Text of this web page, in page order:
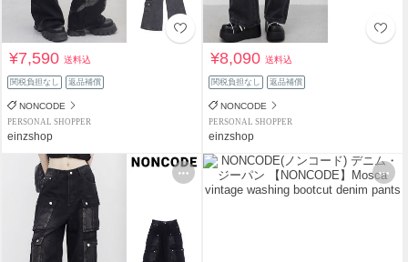
¥7,590送料込
関税負担なし 返品補償
NONCODE
PERSONAL SHOPPER
einzshop
¥8,090送料込
関税負担なし 返品補償
NONCODE
PERSONAL SHOPPER
einzshop